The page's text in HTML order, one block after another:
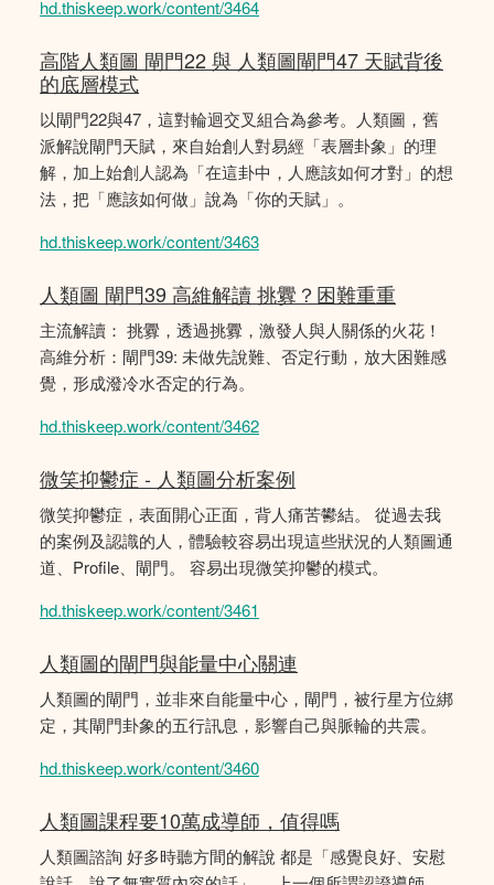
hd.thiskeep.work/content/3464
高階人類圖 閘門22 與 人類圖閘門47 天賦背後
的底層模式
以閘門22與47，這對輪迴交叉組合為參考。人類圖，舊
派解說閘門天賦，來自始創人對易經「表層卦象」的理
解，加上始創人認為「在這卦中，人應該如何才對」的想
法，把「應該如何做」說為「你的天賦」。
hd.thiskeep.work/content/3463
人類圖 閘門39 高維解讀 挑釁？困難重重
主流解讀： 挑釁，透過挑釁，激發人與人關係的火花！
高維分析：閘門39: 未做先說難、否定行動，放大困難感
覺，形成潑冷水否定的行為。
hd.thiskeep.work/content/3462
微笑抑鬱症 - 人類圖分析案例
微笑抑鬱症，表面開心正面，背人痛苦鬰結。 從過去我
的案例及認識的人，體驗較容易出現這些狀況的人類圖通
道、Profile、閘門。 容易出現微笑抑鬱的模式。
hd.thiskeep.work/content/3461
人類圖的閘門與能量中心關連
人類圖的閘門，並非來自能量中心，閘門，被行星方位綁
定，其閘門卦象的五行訊息，影響自己與脈輪的共震。
hd.thiskeep.work/content/3460
人類圖課程要10萬成導師，值得嗎
人類圖諮詢 好多時聽方間的解說 都是「感覺良好、安慰